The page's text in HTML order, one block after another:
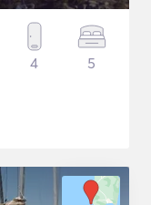
4 5